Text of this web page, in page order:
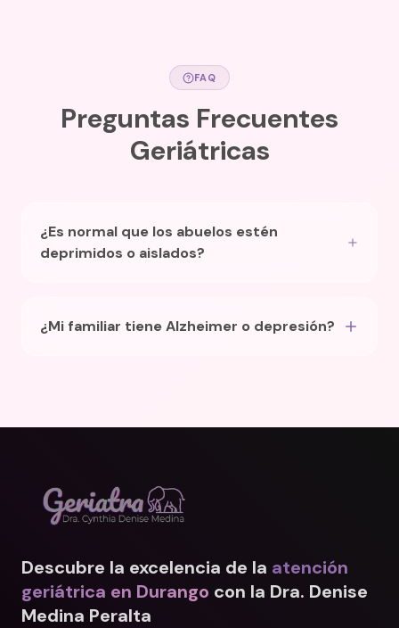
FAQ
Preguntas Frecuentes
Geriátricas
¿Es normal que los abuelos estén
deprimidos o aislados?
¿Mi familiar tiene Alzheimer o depresión?
Descubre la excelencia de la atención
geriátrica en Durango con la Dra. Denise
Medina Peralta